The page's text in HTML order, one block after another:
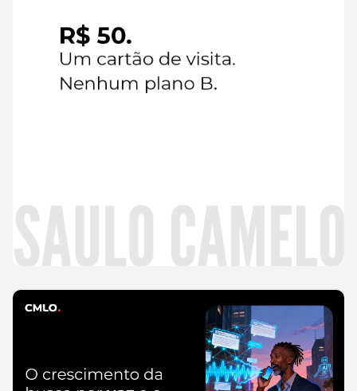
mais
CMLO Do Zero